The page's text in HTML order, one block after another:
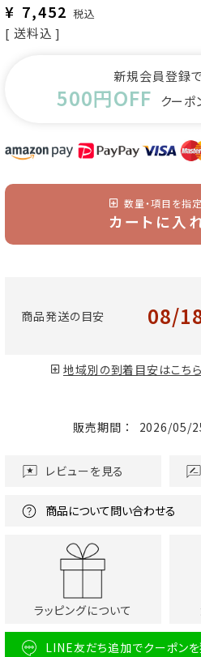
¥ 7,452 税込
送料込
新規会員登録
500円OFF クーポ
数量・項目を指
カートに入
商品発送の目安 08/
地域別の到着目安はこち
販売期間 2026/05/
レビューを見る
商品について問い合わせる
ラッピングについて
LINE友だち追加でクーポン